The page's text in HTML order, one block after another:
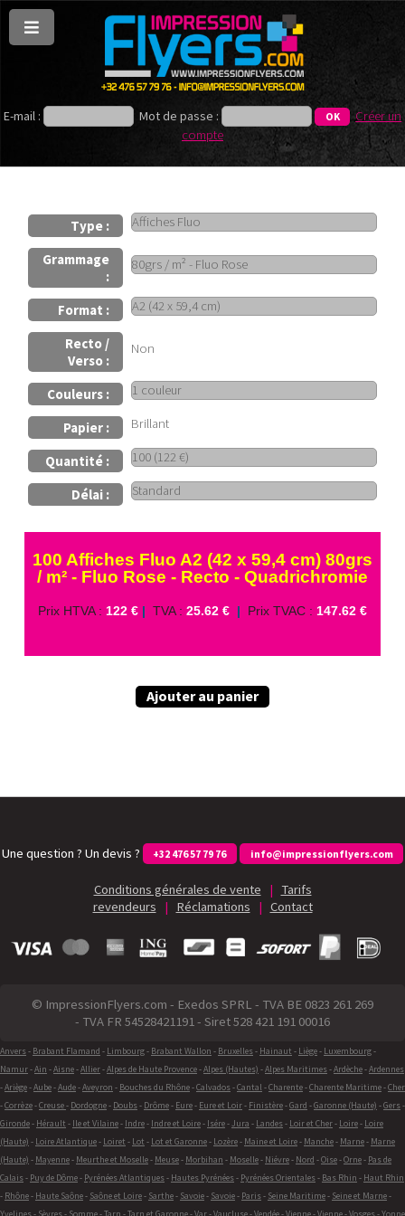
E-mail : Mot de passe :
Créer un
compte
Type :
Grammage
:
Format :
Recto /
Verso :
Non
Couleurs :
Papier :
Brillant
Quantité :
Délai :
100 Affiches Fluo A2 (42 x 59,4 cm) 80grs
/ m² - Fluo Rose - Recto - Quadrichromie
Prix HTVA : 122 € | TVA : 25.62 € | Prix TVAC : 147.62 €
Ajouter au panier
Une question ? Un devis ? +32 476 57 79 76 info@impressionflyers.com
Conditions générales de vente |
Tarifs
revendeurs
| Réclamations | Contact
© ImpressionFlyers.com - Exedos SPRL - TVA BE 0823 261 269
- TVA FR 54528421191 - Siret 528 421 191 00016
Anvers- Brabant Flamand - Limbourg- Brabant Wallon - Bruxelles- Hainaut - Liège- Luxembourg-
Namur-Ain -Aisne-Allier-Alpes de Haute Provence-Alpes (Hautes) -Alpes Maritimes-Ardèche-Ardennes
-Ariège-Aube-Aude-Aveyron - Bouches du Rhône-Calvados-Cantal -Charente-Charente Maritime-Cher
-Corrèze-Creuse- Dordogne- Doubs- Drôme- Eure- Eure et Loir- Finistère-Gard -Garonne (Haute) -Gers-
Gironde- Hérault - Ile et Vilaine- Indre- Indre et Loire- Isére- Jura - Landes- Loir et Cher- Loire- Loire
(Haute) - Loire Atlantique- Loiret - Lot - Lot et Garonne- Lozère- Maine et Loire- Manche- Marne- Marne
(Haute) - Mayenne- Meurthe et Moselle- Meuse- Morbihan - Moselle- Niévre- Nord -Oise-Orne- Pas de
Calais- Puy de Dôme- Pyrénées Atlantiques- Hautes Pyrénées- Pyrénées Orientales- Bas Rhin - Haut Rhin
- Rhône- Haute Saône- Saône et Loire- Sarthe- Savoie- Savoie- Paris- Seine Maritime- Seine et Marne-